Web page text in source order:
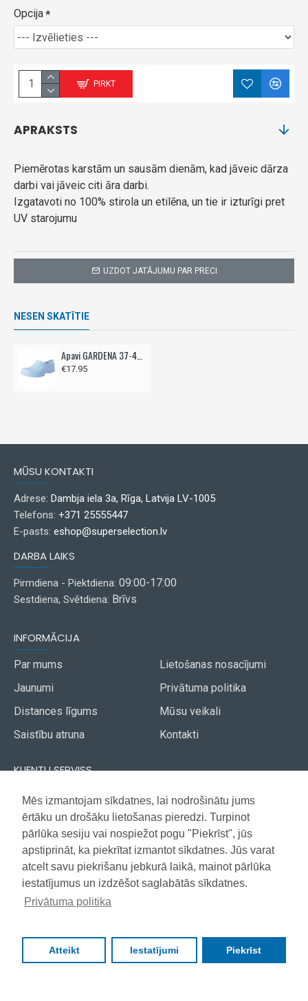
Mēs izmantojam sīkdatnes, lai nodrošinātu jums
ērtāku un drošāku lietošanas pieredzi. Turpinot
pārlūka sesiju vai nospiežot pogu "Piekrīst", jūs
apstiprināt, ka piekrītat izmantot sīkdatnes. Jūs varat
atcelt savu piekrišanu jebkurā laikā, mainot pārlūka
iestatījumus un izdzēšot saglabātās sīkdatnes.
Privātuma politika
Atteikt Iestatījumi Piekrīst
Opcija
PIRKT
UZDOT JATĀJUMU PAR PRECI
APRAKSTS
Piemērotas karstām un sausām dienām, kad jāveic dārza
darbi vai jāveic citi āra darbi.
Izgatavoti no 100% stirola un etilēna, un tie ir izturīgi pret
UV starojumu
NESEN SKATĪTIE
Apavi GARDENA 37-44 - gaiši zili
€17.95
MŪSU KONTAKTI
Adrese: Dambja iela 3a, Rīga, Latvija LV-1005
Telefons: +371 25555447
E-pasts: eshop@superselection.lv
DARBA LAIKS
Pirmdiena - Piektdiena: 09:00-17:00
Sestdiena, Svētdiena: Brīvs
INFORMĀCIJA
Par mums
Jaunumi
Distances līgums
Saistību atruna
Lietošanas nosacījumi
Privātuma politika
Mūsu veikali
Kontakti
KLIENTU SERVISS
Piegāde
Apmaksa
Garantija
Akcijas avīze
Vietnes karte
Copyright © 2021, Super Selection, Visas tiesības aizsargātas